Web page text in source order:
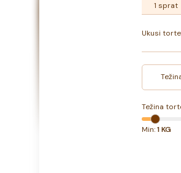
1 sprat
Ukusi
Težina
Min:1 KG